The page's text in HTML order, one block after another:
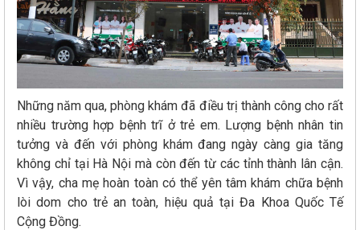
Những năm qua, phòng khám đã điều trị thành công cho rất
nhiều trường hợp bệnh trĩ ở trẻ em. Lượng bệnh nhân tin
tưởng và đến với phòng khám đang ngày càng gia tăng
không chỉ tại Hà Nội mà còn đến từ các tỉnh thành lân cận.
Vì vậy, cha mẹ hoàn toàn có thể yên tâm khám chữa bệnh
lòi dom cho trẻ an toàn, hiệu quả tại Đa Khoa Quốc Tế
Cộng Đồng.